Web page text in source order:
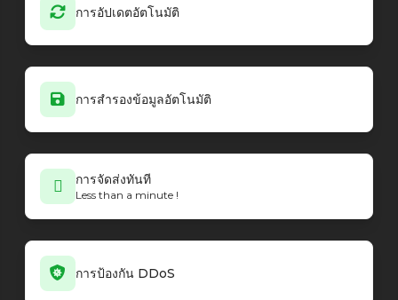
การอัปเดตอัตโนมัติ
การสำรองข้อมูลอัตโนมัติ
การจัดส่งทันที
Less than a minute !
การป้องกัน DDoS